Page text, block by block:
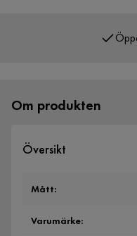
Om produkten
Översikt
Mått:
Varumärke: